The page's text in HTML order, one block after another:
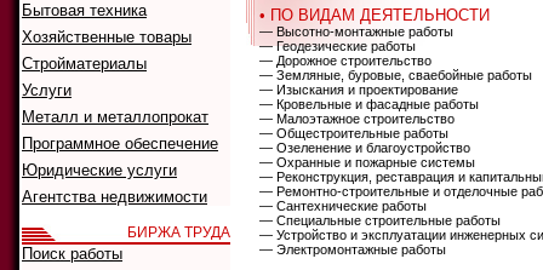
• ПО ВИДАМ ДЕЯТЕЛЬНОСТИ
— Высотно-монтажные работы
— Геодезические работы
— Дорожное строительство
— Земляные, буровые, сваебойные работы
— Изыскания и проектирование
— Кровельные и фасадные работы
— Малоэтажное строительство
— Общестроительные работы
— Озеленение и благоустройство
— Охранные и пожарные системы
— Реконструкция, реставрация и
— Ремонтно-строительные и отделочные
— Сантехнические работы
— Специальные строительные работы
— Устройство и эксплуатации инженерных
— Электромонтажные работы
Бытовая техника
Хозяйственные товары
Стройматериалы
Услуги
Металл и металлопрокат
Программное обеспечение
Юридические услуги
Агентства недвижимости
БИРЖА ТРУДА
Поиск работы